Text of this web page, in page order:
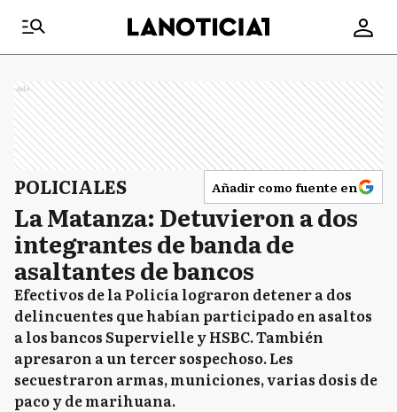
Ads
POLICIALES Añadir como fuente en
La Matanza: Detuvieron a dos
integrantes de banda de
asaltantes de bancos
Efectivos de la Policía lograron detener a dos
delincuentes que habían participado en asaltos
a los bancos Supervielle y HSBC. También
apresaron a un tercer sospechoso. Les
secuestraron armas, municiones, varias dosis de
paco y de marihuana.